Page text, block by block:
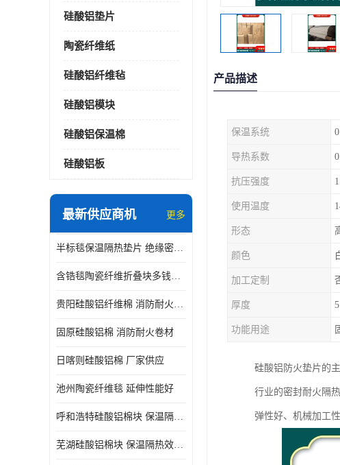
硅酸铝垫片
陶瓷纤维纸
硅酸铝纤维毡
硅酸铝模块
硅酸铝保温棉
硅酸铝板
最新供应商机 更多
半标毯保温隔热垫片 绝缘密封垫片
含锆毯陶瓷纤维折叠块多钱一立方 硅酸铝模块
贵阳硅酸铝纤维棉 消防耐火卷材
固原硅酸铝棉 消防耐火卷材
日喀则硅酸铝棉 厂家供应
池州陶瓷纤维毯 延伸性能好
呼和浩特硅酸铝棉块 保温隔热效果好
芜湖硅酸铝棉块 保温隔热效果好
产品描述
保温系统
导热系数
抗压强度
使用温度
形态
颜色
加工定制
厚度 5
功能用途
硅酸铝防火垫片的
行业的密封耐火隔
弹性好、机械加工性